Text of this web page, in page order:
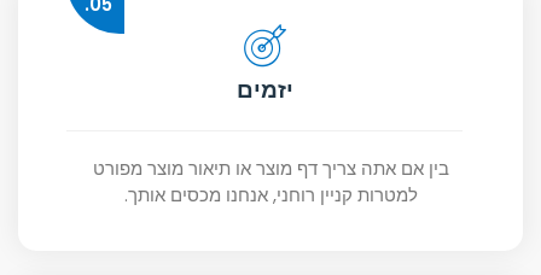
יזמים
בין אם אתה צריך דף מוצר או תיאור מוצר מפורט
למטרות קניין רוחני, אנחנו מכסים אותך.